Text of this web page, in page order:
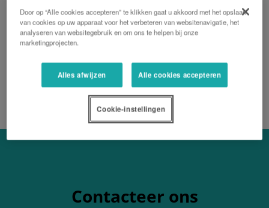
BROCHURE
Contacteer ons
Door op “Alle cookies accepteren” te klikken gaat u akkoord met het opslaan
van cookies op uw apparaat voor het verbeteren van websitenavigatie, het
analyseren van websitegebruik en om ons te helpen bij onze
marketingprojecten.
Alles afwijzen Alle cookies accepteren
Cookie-instellingen